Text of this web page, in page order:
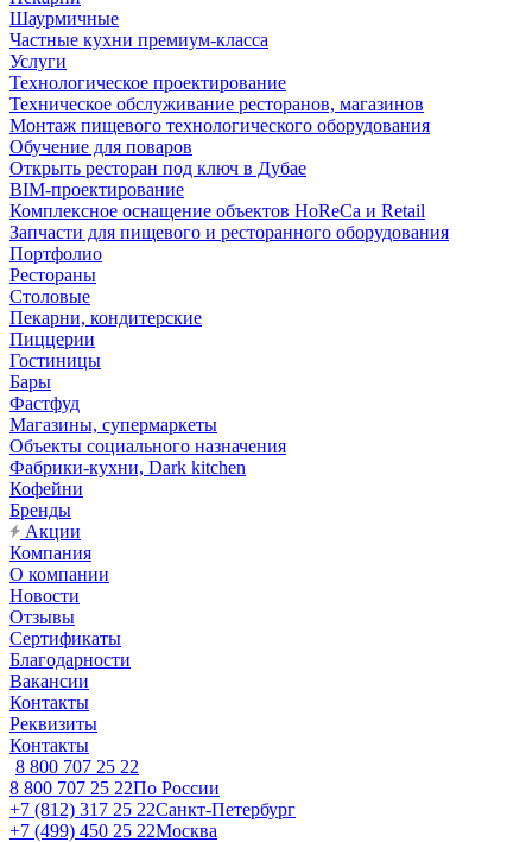
Шаурмичные
Частные кухни премиум-класса
Услуги
Технологическое проектирование
Техническое обслуживание ресторанов, магазинов
Монтаж пищевого технологического оборудования
Обучение для поваров
Открыть ресторан под ключ в Дубае
BIM-проектирование
Комплексное оснащение объектов HoReCa и Retail
Запчасти для пищевого и ресторанного оборудования
Портфолио
Рестораны
Столовые
Пекарни, кондитерские
Пиццерии
Гостиницы
Бары
Фастфуд
Магазины, супермаркеты
Объекты социального назначения
Фабрики-кухни, Dark kitchen
Кофейни
Бренды
Акции
Компания
О компании
Новости
Отзывы
Сертификаты
Благодарности
Вакансии
Контакты
Реквизиты
Контакты
8 800 707 25 22
8 800 707 25 22По России
+7 (812) 317 25 22Санкт-Петербург
+7 (499) 450 25 22Москва